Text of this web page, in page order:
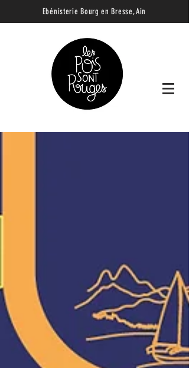
Ebénisterie Bourg en Bresse, Ain